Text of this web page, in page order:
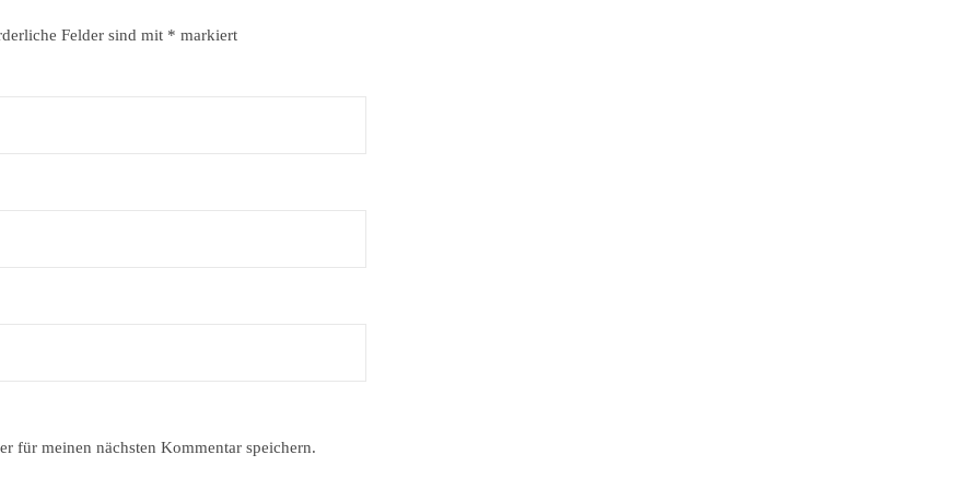
Felder sind mit * markiert
für meinen nächsten Kommentar speichern.